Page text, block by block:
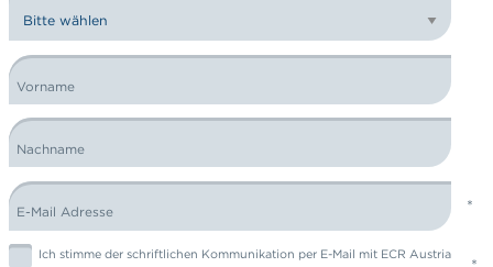
Vorname
Nachname
E-Mail Adresse
Ich stimme der schriftlichen Kommunikation per E-Mail mit ECR Austria